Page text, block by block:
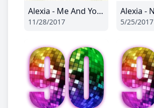
Alexia - Me And You (Peter Walley And MRG 2011 Remix)
11/28/2017 5/25/2017